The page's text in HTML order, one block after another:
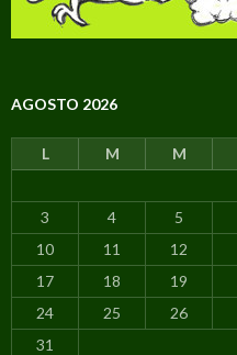
AGOSTO 2026
L M M
3
4 5
10
11 12
17
18 19
24
25 26
31